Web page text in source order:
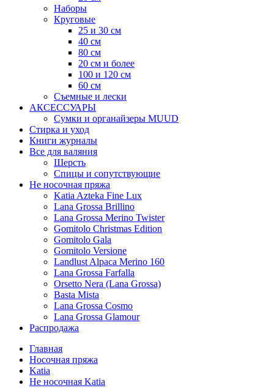
Наборы
Круговые
25 и 30 см
40 см
80 см
20 см и более
100 и 120 см
60 см
Съемные и лески
АКСЕССУАРЫ
Сумки и органайзеры MUUD
Стирка и уход
Книги журналы
Все для валяния
Шерсть
Спицы и сопутствующие
Не носочная пряжа
Katia Azteka Fine Lux
Lana Grossa Brillino
Lana Grossa Merino Twister
Gomitolo Christmas Edition
Gomitolo Gala
Gomitolo Versione
Landlust Alpaca Merino 160
Lana Grossa Farfalla
Orsetto Nera (Lana Grossa)
Basta Mista
Lana Grossa Cosmo
Lana Grossa Glamour
Распродажа
Главная
Носочная пряжа
Katia
Не носочная Katia